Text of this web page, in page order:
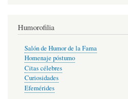
Humorofilia
Salón de Humor de la Fama
Homenaje póstumo
Citas célebres
Curiosidades
Efemérides